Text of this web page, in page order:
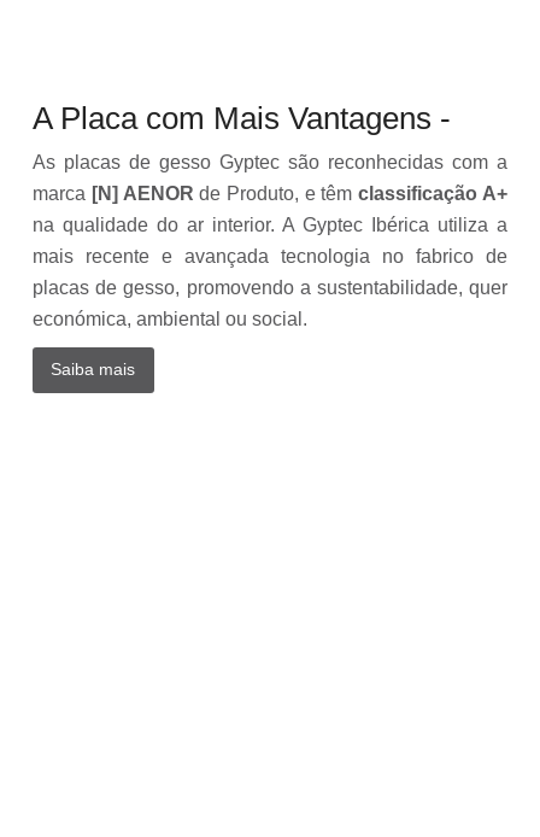
A Placa com Mais Vantagens -
Ar
e
As placas de gesso Gyptec são reconhecidas com a
marca [N] AENOR de Produto, e têm classificação A+
na qualidade do ar interior. A Gyptec Ibérica utiliza a
mais recente e avançada tecnologia no fabrico de
placas de gesso, promovendo a sustentabilidade, quer
económica, ambiental ou social.
Saiba mais